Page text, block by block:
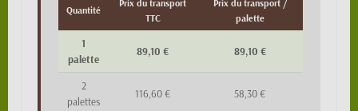
Quantité
Prix du transport
TTC
Prix du transport /
palette
1
palette
89,10 € 89,10 €
2
palettes
116,60 € 58,30 €